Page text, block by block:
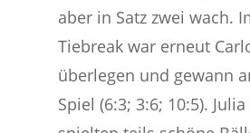
aber in Satz zwei wach.
Tiebreak war erneut
überlegen und gewann
Spiel (6:3; 3:6; 10:5).